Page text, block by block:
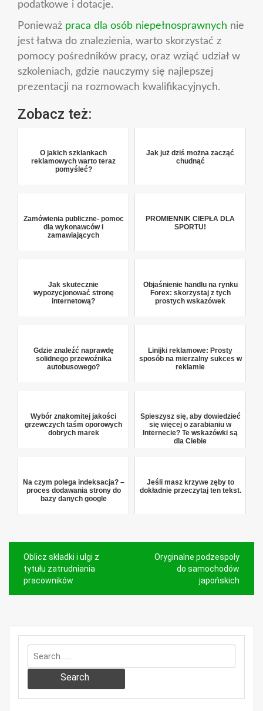
podatkowe i dotacje.
Ponieważ praca dla osób niepełnosprawnych nie
jest łatwa do znalezienia, warto skorzystać z
pomocy pośredników pracy, oraz wziąć udział w
szkoleniach, gdzie nauczymy się najlepszej
prezentacji na rozmowach kwalifikacyjnych.
Zobacz też:
O jakich szklankach
reklamowych warto teraz
pomyśleć?
Jak już dziś można zacząć
chudnąć
Zamówienia publiczne- pomoc
dla wykonawców i
zamawiających
PROMIENNIK CIEPŁA DLA
SPORTU!
Jak skutecznie
wypozycjonować stronę
internetową?
Objaśnienie handlu na rynku
Forex: skorzystaj z tych
prostych wskazówek
Gdzie znaleźć naprawdę
solidnego przewoźnika
autobusowego?
Linijki reklamowe: Prosty
sposób na mierzalny sukces w
reklamie
Wybór znakomitej jakości
grzewczych taśm oporowych
dobrych marek
Spieszysz się, aby dowiedzieć
się więcej o zarabianiu w
Internecie? Te wskazówki są
dla Ciebie
Na czym polega indeksacja? –
proces dodawania strony do
bazy danych google
Jeśli masz krzywe zęby to
dokładnie przeczytaj ten tekst.
Nawigacja
wpisu
Oblicz składki i ulgi z
tytułu zatrudniania
pracowników
Oryginalne podzespoły
do samochodów
japońskich
Search